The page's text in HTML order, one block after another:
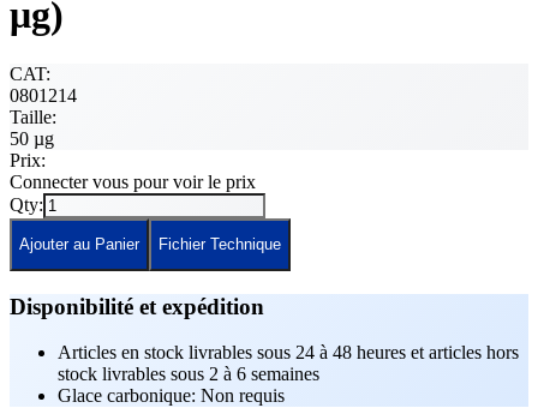
μg)
CAT:
0801214
Taille:
50 µg
Prix:
Connecter vous pour voir le prix
Qty:
Ajouter au Panier Fichier Technique
Disponibilité et expédition
Articles en stock livrables sous 24 à 48 heures et articles hors
stock livrables sous 2 à 6 semaines
Glace carbonique: Non requis